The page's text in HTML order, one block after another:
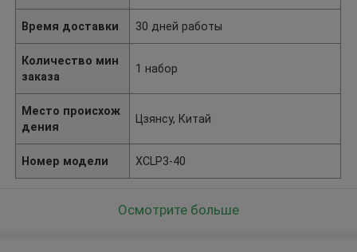
Время доставки 30 дней работы
Количество мин
заказа
1 набор
Место происхож
дения
Цзянсу, Китай
Номер модели XCLP3-40
Осмотрите больше